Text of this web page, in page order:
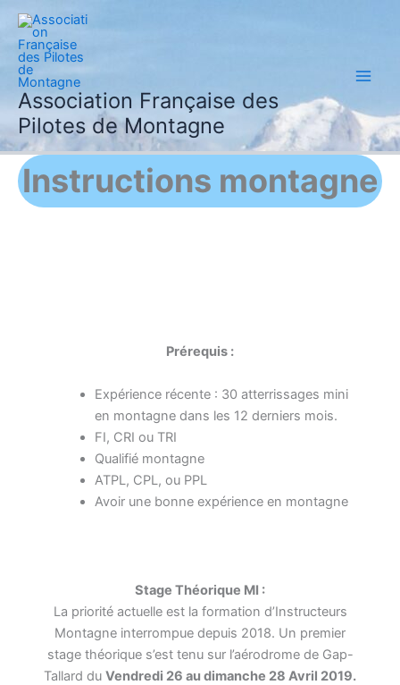
Aller
contenu
Association Française des
Pilotes de Montagne
Instructions montagne
Prérequis :
Expérience récente : 30 atterrissages mini
en montagne dans les 12 derniers mois.
FI, CRI ou TRI
Qualifié montagne
ATPL, CPL, ou PPL
Avoir une bonne expérience en montagne
Stage Théorique MI :
La priorité actuelle est la formation d’Instructeurs
Montagne interrompue depuis 2018. Un premier
stage théorique s’est tenu sur l’aérodrome de Gap-
Tallard du Vendredi 26 au dimanche 28 Avril 2019.